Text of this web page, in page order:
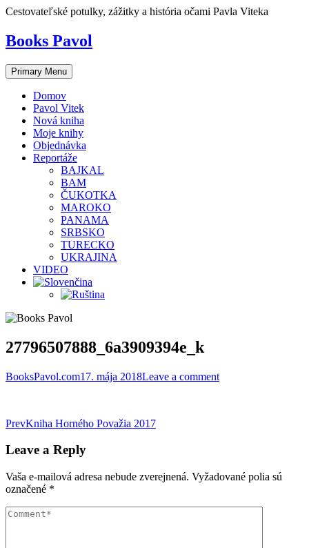
Skip
content
Cestovateľské potulky, zážitky a história očami Pavla Viteka
Books Pavol
Primary Menu
Domov
Pavol Vitek
Nová kniha
Moje knihy
Objednávka
Reportáže
BAJKAL
BAM
ČUKOTKA
MAROKO
PANAMA
SRBSKO
TURECKO
UKRAJINA
VIDEO
27796507888_6a3909394e_k
BooksPavol.com17. mája 2018Leave a comment
Post
navigation
PrevKniha Horného Považia 2017
Leave a Reply
Vaša e-mailová adresa nebude zverejnená. Vyžadované polia sú
označené *